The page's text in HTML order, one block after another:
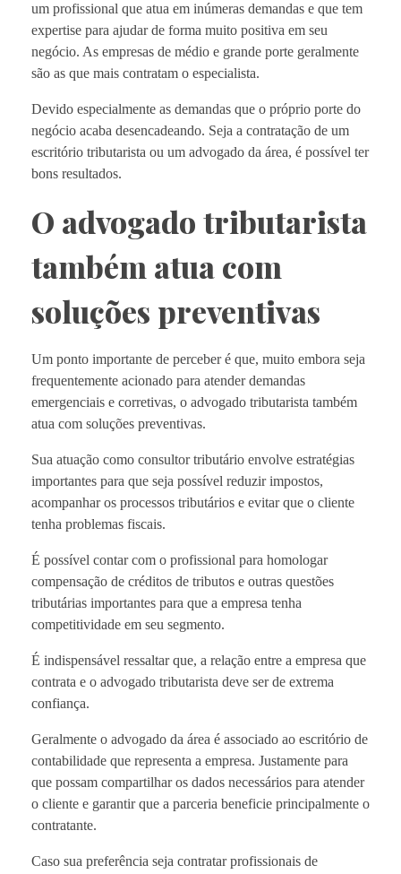
um profissional que atua em inúmeras demandas e que tem
expertise para ajudar de forma muito positiva em seu
negócio. As empresas de médio e grande porte geralmente
são as que mais contratam o especialista.
Devido especialmente as demandas que o próprio porte do
negócio acaba desencadeando. Seja a contratação de um
escritório tributarista ou um advogado da área, é possível ter
bons resultados.
O advogado tributarista
também atua com
soluções preventivas
Um ponto importante de perceber é que, muito embora seja
frequentemente acionado para atender demandas
emergenciais e corretivas, o advogado tributarista também
atua com soluções preventivas.
Sua atuação como consultor tributário envolve estratégias
importantes para que seja possível reduzir impostos,
acompanhar os processos tributários e evitar que o cliente
tenha problemas fiscais.
É possível contar com o profissional para homologar
compensação de créditos de tributos e outras questões
tributárias importantes para que a empresa tenha
competitividade em seu segmento.
É indispensável ressaltar que, a relação entre a empresa que
contrata e o advogado tributarista deve ser de extrema
confiança.
Geralmente o advogado da área é associado ao escritório de
contabilidade que representa a empresa. Justamente para
que possam compartilhar os dados necessários para atender
o cliente e garantir que a parceria beneficie principalmente o
contratante.
Caso sua preferência seja contratar profissionais de